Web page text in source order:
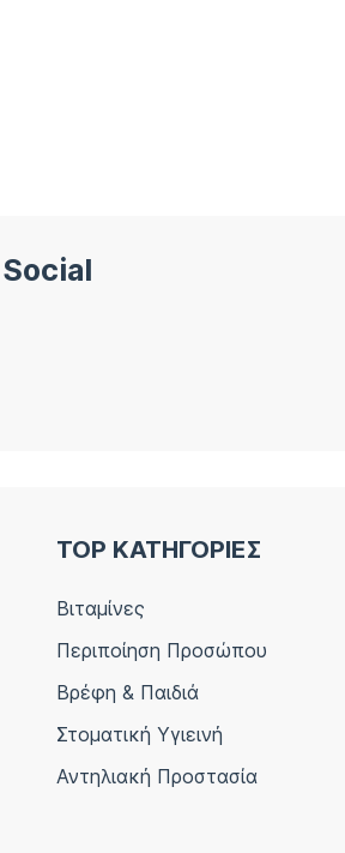
TOP ΚΑΤΗΓΟΡΙΕΣ
Βιταμίνες
Περιποίηση Προσώπου
Βρέφη & Παιδιά
Στοματική Υγιεινή
Αντηλιακή Προστασία